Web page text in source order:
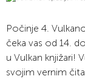
Počinje 4.
čeka vas od 14.
u Vulkan knjižari!
svojim vernim